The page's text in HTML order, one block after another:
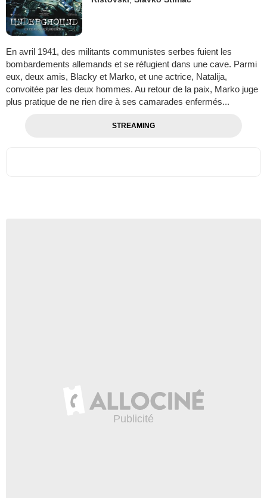
En avril 1941, des militants communistes serbes fuient les
bombardements allemands et se réfugient dans une cave. Parmi
eux, deux amis, Blacky et Marko, et une actrice, Natalija,
convoitée par les deux hommes. Au retour de la paix, Marko juge
plus pratique de ne rien dire à ses camarades enfermés...
STREAMING